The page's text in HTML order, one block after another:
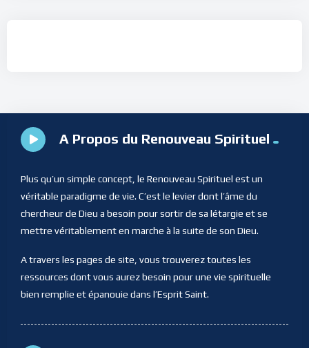
A Propos du Renouveau Spirituel
Plus qu’un simple concept, le Renouveau Spirituel est un
véritable paradigme de vie. C’est le levier dont l’âme du
chercheur de Dieu a besoin pour sortir de sa létargie et se
mettre véritablement en marche à la suite de son Dieu.
A travers les pages de site, vous trouverez toutes les
ressources dont vous aurez besoin pour une vie spirituelle
bien remplie et épanouie dans l’Esprit Saint.